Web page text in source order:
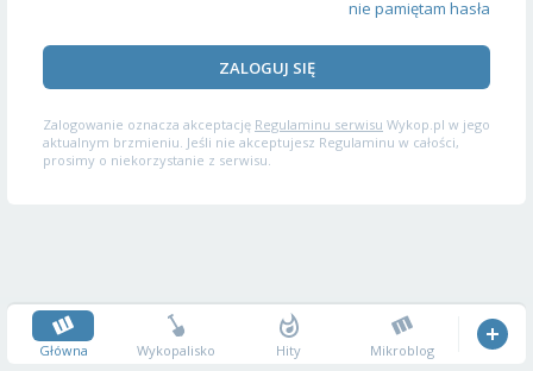
nie pamiętam hasła
ZALOGUJ SIĘ
Zalogowanie oznacza akceptację Regulaminu serwisu Wykop.pl w jego
aktualnym brzmieniu. Jeśli nie akceptujesz Regulaminu w całości,
prosimy o niekorzystanie z serwisu.
Główna Wykopalisko Hity Mikroblog